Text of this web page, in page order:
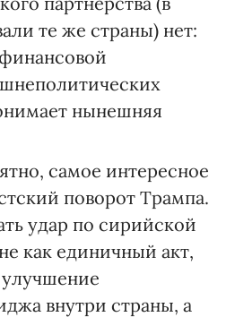
те же страны) нет:
нынешняя
самое интересное
поворот Трампа.
удар по сирийской
как единичный акт,
внутри страны, а